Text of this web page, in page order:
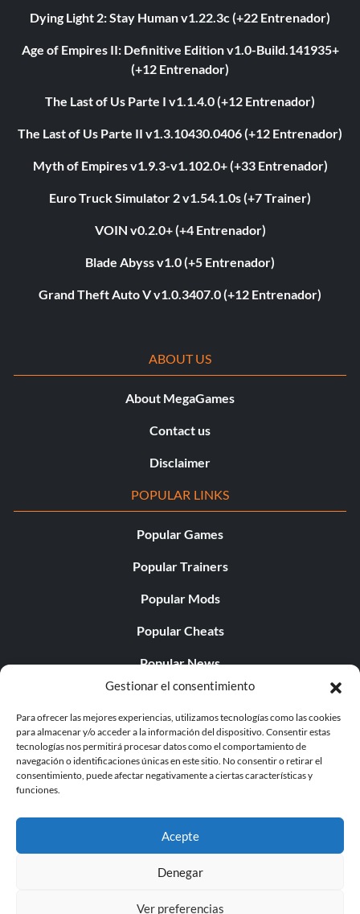
Gestionar el consentimiento
Para ofrecer las mejores experiencias, utilizamos tecnologías como las cookies
para almacenar y/o acceder a la información del dispositivo. Consentir estas
tecnologías nos permitirá procesar datos como el comportamiento de
navegación o identificaciones únicas en este sitio. No consentir o retirar el
consentimiento, puede afectar negativamente a ciertas características y
funciones.
Acepte
Denegar
Ver preferencias
Dying Light 2: Stay Human v1.22.3c (+22 Entrenador)
Age of Empires II: Definitive Edition v1.0-Build.141935+
(+12 Entrenador)
The Last of Us Parte I v1.1.4.0 (+12 Entrenador)
The Last of Us Parte II v1.3.10430.0406 (+12 Entrenador)
Myth of Empires v1.9.3-v1.102.0+ (+33 Entrenador)
Euro Truck Simulator 2 v1.54.1.0s (+7 Trainer)
VOIN v0.2.0+ (+4 Entrenador)
Blade Abyss v1.0 (+5 Entrenador)
Grand Theft Auto V v1.0.3407.0 (+12 Entrenador)
ABOUT US
About MegaGames
Contact us
Disclaimer
POPULAR LINKS
Popular Games
Popular Trainers
Popular Mods
Popular Cheats
Popular News
Popular Editorials
Popular Free Games
LATEST UPDATES
© 1998 - 2026 MegaGames.com All rights reserved